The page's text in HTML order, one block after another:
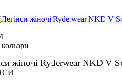
жіночі Ryderwear NKD V